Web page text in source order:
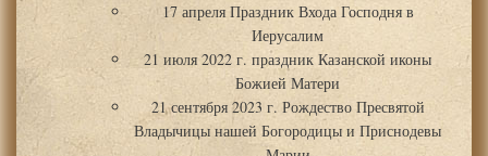
17 апреля Праздник Входа Господня в
Иерусалим
21 июля 2022 г. праздник Казанской иконы
Божией Матери
21 сентября 2023 г. Рождество Пресвятой
Владычицы нашей Богородицы и Приснодевы